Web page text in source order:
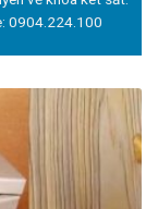
0904.224.100